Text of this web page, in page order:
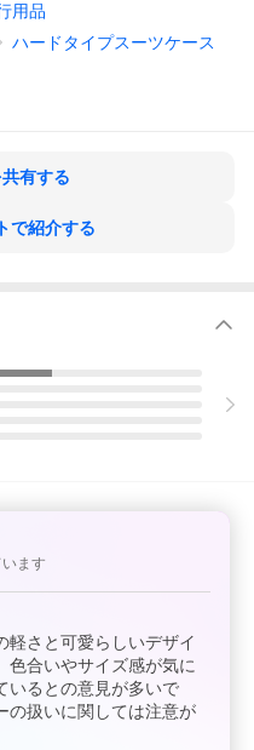
島/山形
用品
ハードタイプスーツケース
有する
で紹介する
ます
軽さと可愛らしいデザイ
色合いやサイズ感が気に
いるとの意見が多いで
の扱いに関しては注意が